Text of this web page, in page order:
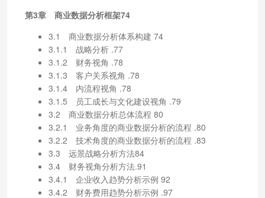
第3章 商业数据分析框架74
3.1 商业数据分析体系构建 74
3.1.1 战略分析 .77
3.1.2 财务视角 .78
3.1.3 客户关系视角 .78
3.1.4 内流程视角 .78
3.1.5 员工成长与文化建设视角 .79
3.2 商业数据分析总体流程 80
3.2.1 业务角度的商业数据分析的流程 .80
3.2.2 技术角度的商业数据分析的流程 .83
3.3 远景战略分析方法84
3.4 财务视角分析方法.91
3.4.1 企业收入趋势分析示例 92
3.4.2 财务费用趋势分析示例 .97